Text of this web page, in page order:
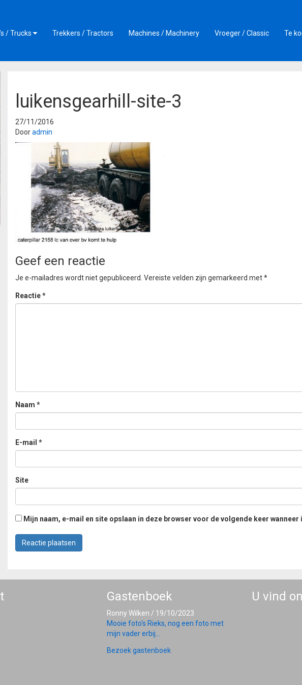
/ Trucks Trekkers / Tractors Machines / Machinery Vroeger / Classic Te
luikensgearhill-site-3
27/11/2016
Dooradmin
Geef een reactie
Je e-mailadres wordt niet gepubliceerd. Vereiste velden zijn gemarkeerd met*
Reactie*
Naam *
E-mail *
Site
Mijn naam, e-mail en site opslaan in deze browser voor de volgende keer wanneer
Gastenboek
Ronny Wilken / 19/10/2023
Mooie foto's Rieks, nog een foto met
mijn vader erbij...
Bezoek gastenboek
U vind